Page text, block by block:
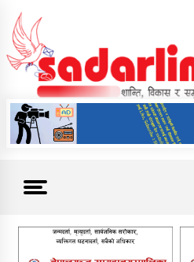
content
News For Nepal